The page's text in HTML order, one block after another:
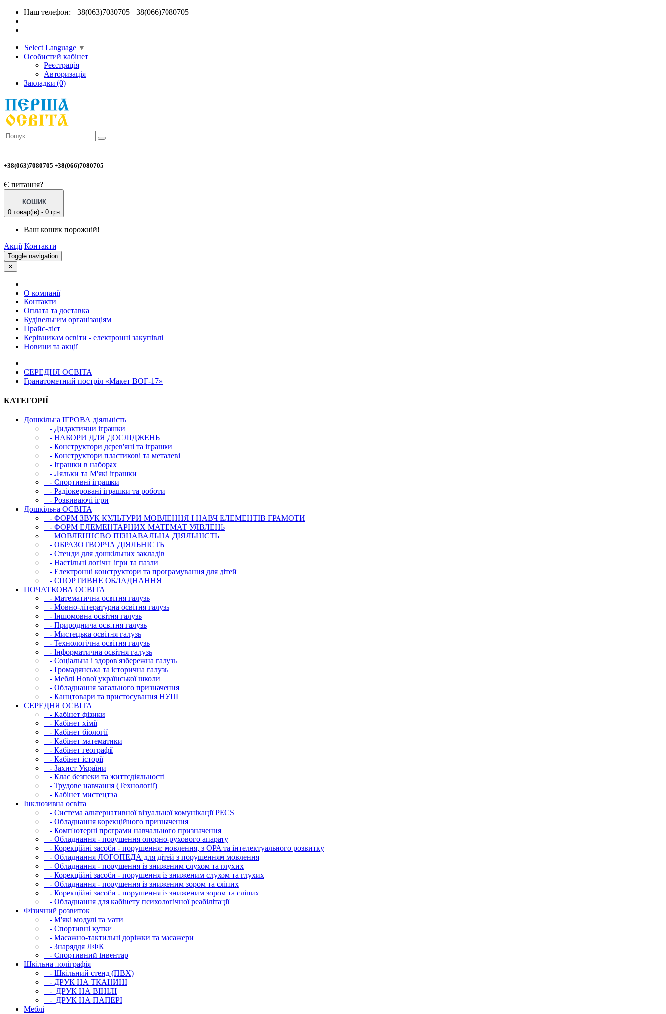
Наш телефон: +38(063)7080705 +38(066)7080705
Select Language ▼
Особистий кабінет
Реєстрація
Авторизація
Закладки (0)
+38(063)7080705 +38(066)7080705
Є питання?
КОШИК
0 товар(ів) - 0 грн
Ваш кошик порожній!
Акції Контакти
Toggle navigation
✕
О компанії
Контакти
Оплата та доставка
Будівельним організаціям
Прайс-ліст
Керівникам освіти - електронні закупівлі
Новини та акції
СЕРЕДНЯ ОСВIТА
Гранатометний постріл «Макет ВОГ-17»
КАТЕГОРІЇ
Дошкільна ІГРОВА діяльність
- Дидактични іграшки
- НАБОРИ ДЛЯ ДОСЛІДЖЕНЬ
- Конструктори дерев'яні та іграшки
- Конструктори пластикові та металеві
- Іграшки в наборах
- Ляльки та М'які іграшки
- Спортивні іграшки
- Радіокеровані іграшки та роботи
- Розвиваючі ігри
Дошкільна ОСВIТА
- ФОРМ ЗВУК КУЛЬТУРИ МОВЛЕННЯ І НАВЧ ЕЛЕМЕНТІВ ГРАМОТИ
- ФОРМ ЕЛЕМЕНТАРНИХ МАТЕМАТ УЯВЛЕНЬ
- МОВЛЕННЄВО-ПІЗНАВАЛЬНА ДІЯЛЬНІСТЬ
- ОБРАЗОТВОРЧА ДІЯЛЬНІСТЬ
- Стенди для дошкільних закладів
- Настільні логічні ігри та пазли
- Електронні конструктори та програмування для дітей
- СПОРТИВНЕ ОБЛАДНАННЯ
ПОЧАТКОВА ОСВIТА
- Математична освітня галузь
- Мовно-літературна освітня галузь
- Iншомовна освітня галузь
- Природнича освітня галузь
- Мистецька освітня галузь
- Технологічна освітня галузь
- Інфopматична освітня галузь
- Соціальна і здоров'язбережна галузь
- Громадянська та історична галузь
- Меблі Нової української школи
- Обладнання загального призначення
- Канцтовари та пристосування НУШ
СЕРЕДНЯ ОСВIТА
- Кабінет фізики
- Кабінет хімії
- Кабінет біології
- Кабінет математики
- Кабінет географії
- Кабінет історії
- Захист України
- Клас безпеки та життєдіяльності
- Трудове навчання (Технології)
- Кабінет мистецтва
Інклюзивна освіта
- Система альтернативної візуальної комунікації PECS
- Обладнання корекційного призначення
- Комп'ютерні програми навчального призначення
- Обладнання - порушення опорно-рухового апарату
- Корекційні засоби - порушення: мовлення, з ОРА та інтелектуального розвитку
- Обладнання ЛОГОПЕДА для дітей з порушенням мовлення
- Обладнання - порушення із зниженим слухом та глухих
- Корекційні засоби - порушення із зниженим слухом та глухих
- Обладнання - порушення із зниженим зором та сліпих
- Корекційні засоби - порушення із зниженим зором та сліпих
- Обладнання для кабінету психологічної реабілітації
Фізичний розвиток
- М'які модулi та мати
- Спортивні кутки
- Масажно-тактильні доріжки та масажери
- Знаряддя ЛФК
- Спортивний інвентар
Шкільна поліграфія
- Шкільний стенд (ПВХ)
- ДРУК НА ТКАНИНІ
- ДРУК НА ВІНІЛІ
- ДРУК НА ПАПЕРІ
Меблі